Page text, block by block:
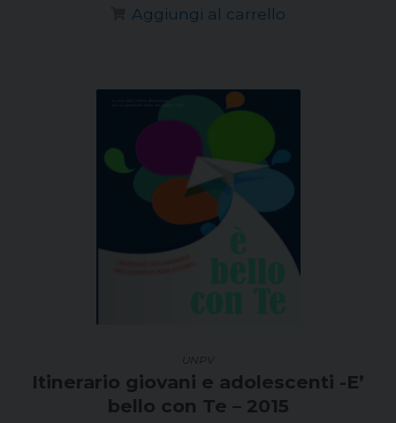
Aggiungi al carrello
UNPV
Itinerario giovani e adolescenti -E’
bello con Te – 2015